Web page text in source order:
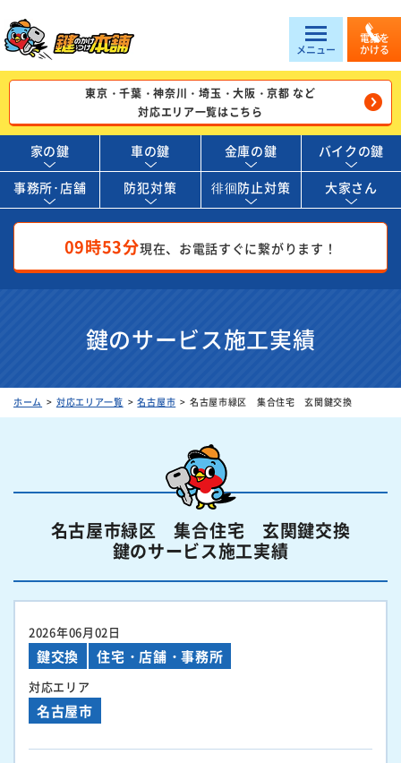
メニュー
電話を
かける
東京・千葉・神奈川・埼玉・大阪・京都 など
対応エリア一覧はこちら
家の鍵 車の鍵 金庫の鍵 バイクの鍵
事務所･店舗 防犯対策 徘徊防止対策 大家さん
09時53分現在、お電話すぐに繋がります！
鍵のサービス施工実績
ホーム 対応エリア一覧 名古屋市 名古屋市緑区 集合住宅 玄関鍵交換
名古屋市緑区 集合住宅 玄関鍵交換
鍵のサービス施工実績
2026年06月02日
鍵交換 住宅・店舗・事務所
対応エリア
名古屋市